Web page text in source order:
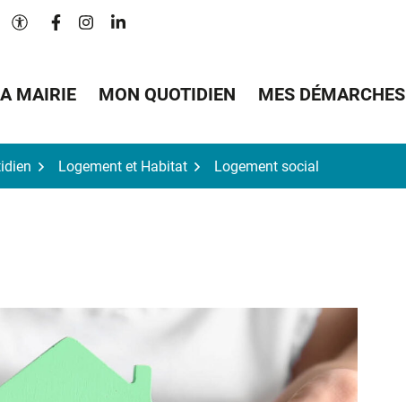
Paramètres d'accessibilité
Lien vers le compte Facebook
Lien vers le compte Instagram
Lien vers le compte Linkedin
MAIRIE MON QUOTIDIEN MES DÉMARCHES
Logement et Habitat Logement social